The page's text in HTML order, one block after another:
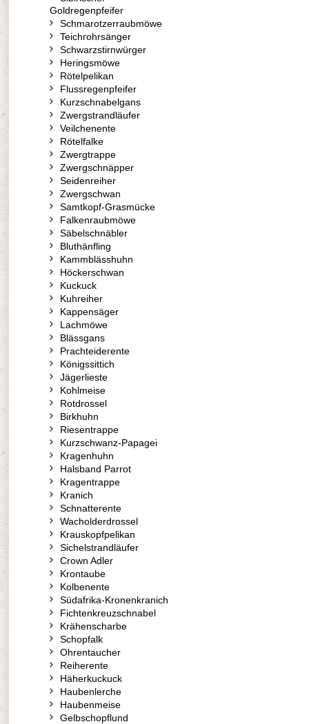
Goldregenpfeifer
Schmarotzerraubmöwe
Teichrohrsänger
Schwarzstirnwürger
Heringsmöwe
Rötelpelikan
Flussregenpfeifer
Kurzschnabelgans
Zwergstrandläufer
Veilchenente
Rötelfalke
Zwergtrappe
Zwergschnäpper
Seidenreiher
Zwergschwan
Samtkopf-Grasmücke
Falkenraubmöwe
Säbelschnäbler
Bluthänfling
Kammblässhuhn
Höckerschwan
Kuckuck
Kuhreiher
Kappensäger
Lachmöwe
Blässgans
Prachteiderente
Königssittich
Jägerlieste
Kohlmeise
Rotdrossel
Birkhuhn
Riesentrappe
Kurzschwanz-Papagei
Kragenhuhn
Halsband Parrot
Kragentrappe
Kranich
Schnatterente
Wacholderdrossel
Krauskopfpelikan
Sichelstrandläufer
Crown Adler
Krontaube
Kolbenente
Südafrika-Kronenkranich
Fichtenkreuzschnabel
Krähenscharbe
Schopfalk
Ohrentaucher
Reiherente
Häherkuckuck
Haubenlerche
Haubenmeise
Gelbschopflund